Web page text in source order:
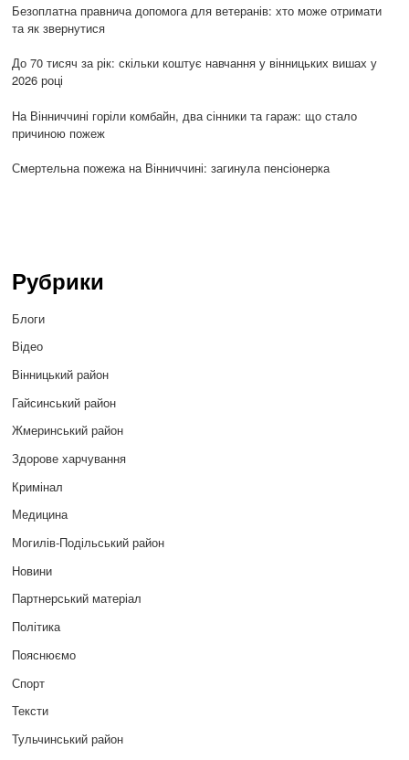
Безоплатна правнича допомога для ветеранів: хто може отримати
та як звернутися
До 70 тисяч за рік: скільки коштує навчання у вінницьких вишах у
2026 році
На Вінниччині горіли комбайн, два сінники та гараж: що стало
причиною пожеж
Смертельна пожежа на Вінниччині: загинула пенсіонерка
Рубрики
Блоги
Відео
Вінницький район
Гайсинський район
Жмеринський район
Здорове харчування
Кримінал
Медицина
Могилів-Подільський район
Новини
Партнерський матеріал
Політика
Пояснюємо
Спорт
Тексти
Тульчинський район